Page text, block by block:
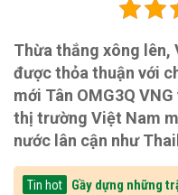
Thừa thắng xông lên,
được thỏa thuận với
mới Tân OMG3Q
thị trường Việt Nam
nước lân cận như
Tin hot
Gầy dựng những